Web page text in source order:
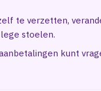
te verzetten,
stoelen.
kunt